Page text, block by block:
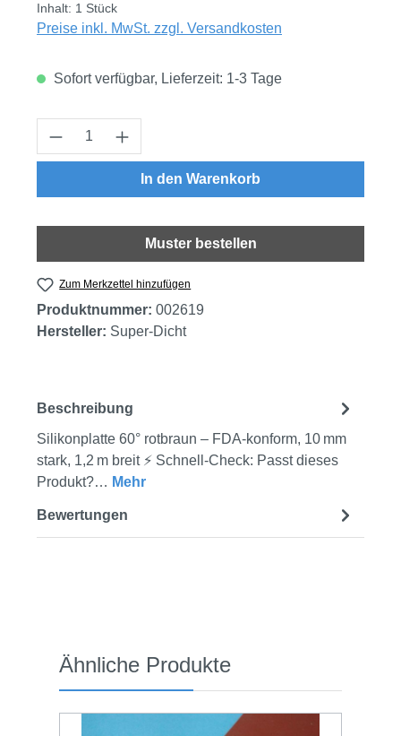
Inhalt: 1 Stück
Preise inkl. MwSt. zzgl. Versandkosten
Sofort verfügbar, Lieferzeit: 1-3 Tage
Produkt Anzahl: Gib den gewünschten
In den Warenkorb
Muster bestellen
Zum Merkzettel hinzufügen
Produktnummer: 002619
Hersteller: Super-Dicht
Beschreibung
Silikonplatte 60° rotbraun – FDA‑konform, 10 mm
stark, 1,2 m breit ⚡ Schnell-Check: Passt dieses
Produkt?… Mehr
Bewertungen
Produktgalerie überspringen
Ähnliche Produkte